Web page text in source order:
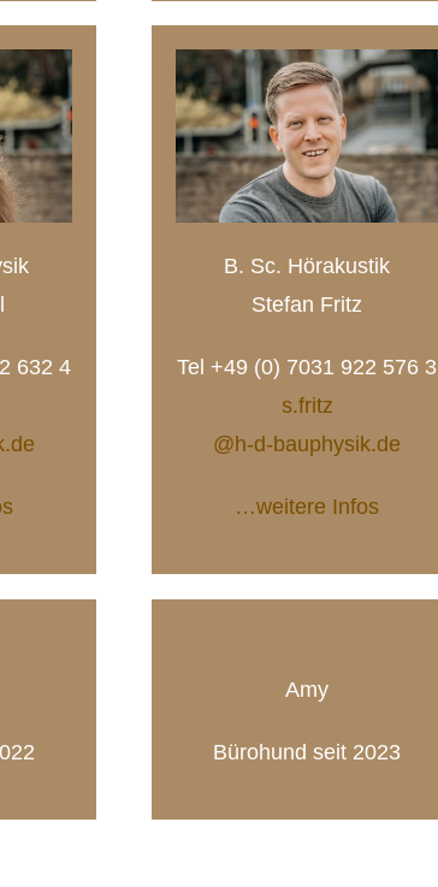
632 4
B. Sc. Hörakustik
Stefan Fritz
Tel +49 (0) 7031 922 576 3
s.fritz
@h-d-bauphysik.de
…weitere Infos
Amy
Bürohund seit 2023